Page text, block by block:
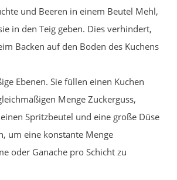
und Beeren in einem Beutel Mehl,
in den Teig geben. Dies verhindert,
Backen auf den Boden des Kuchens
Ebenen. Sie füllen einen Kuchen
Menge Zuckerguss,
Spritzbeutel und eine große Düse
um eine konstante Menge
oder Ganache pro Schicht zu